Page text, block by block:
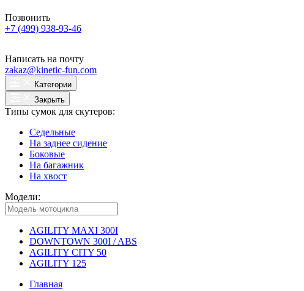
Позвонить
+7 (499) 938-93-46
Написать на почту
zakaz@kinetic-fun.com
Категории
Закрыть
Типы сумок для скутеров:
Седельные
На заднее сидение
Боковые
На багажник
На хвост
Модели:
AGILITY MAXI 300I
DOWNTOWN 300I / ABS
AGILITY CITY 50
AGILITY 125
Главная